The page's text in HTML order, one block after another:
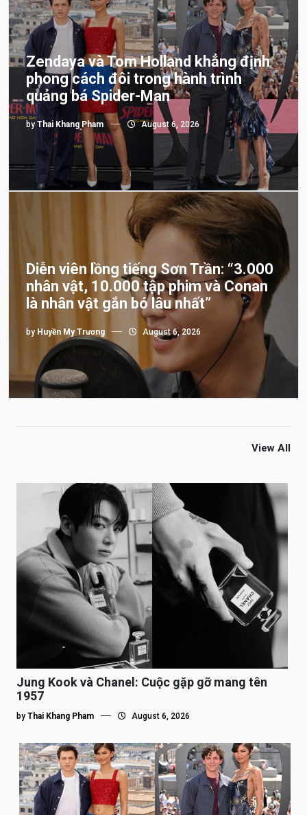
Zendaya và Tom Holland khẳng định
phong cách đôi trong hành trình
quảng bá Spider-Man
by Thai Khang Pham August 6, 2026
Diễn viên lồng tiếng Sơn Trần: “3.000
nhân vật, 10.000 tập phim và Conan
là nhân vật gắn bó lâu nhất”
by Huyền My Trương August 6, 2026
View All
Jung Kook và Chanel: Cuộc gặp gỡ mang tên
1957
by Thai Khang Pham August 6, 2026